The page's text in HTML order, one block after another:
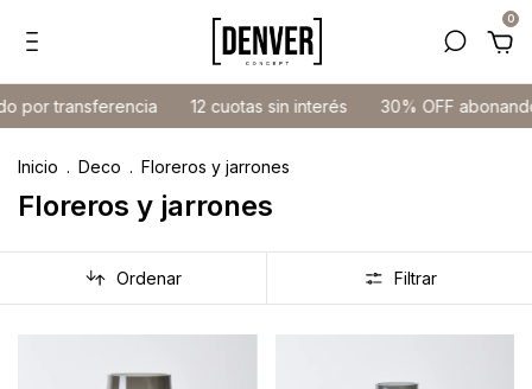
0
transferencia 12 cuotas sin interés 30% OFF abonando
Inicio . Deco . Floreros y jarrones
Floreros y jarrones
Ordenar Filtrar